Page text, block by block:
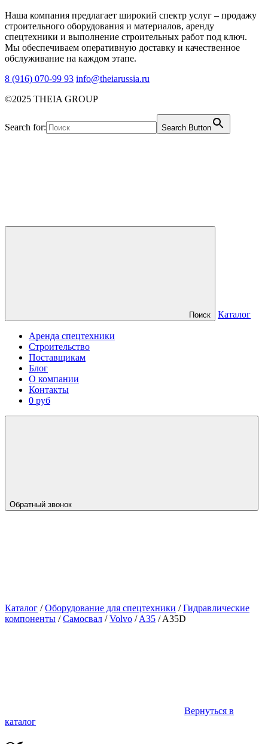
Наша компания предлагает широкий спектр услуг – продажу
строительного оборудования и материалов, аренду
спецтехники и выполнение строительных работ под ключ.
Мы обеспечиваем оперативную доставку и качественное
обслуживание на каждом этапе.
8 (916) 070-99 93 info@theiarussia.ru
©2025 THEIA GROUP
Search for: Search Button
Поиск Каталог
Аренда спецтехники
Строительство
Поставщикам
Блог
О компании
Контакты
0 руб
Обратный звонок
Каталог /Оборудование для спецтехники /Гидравлические
компоненты /Самосвал /Volvo /A35 /A35D
Вернуться в
каталог